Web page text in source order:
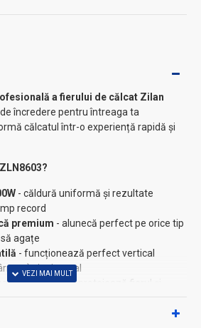
a fierului de călcat Zilan
încredere pentru întreaga ta
călcatul într-o experiență rapidă și
- căldură uniformă și rezultate
record
premium - alunecă perfect pe orice tip
agațe
- funcționează perfect vertical
și orizontal
anti-calcar- protejează fierul și